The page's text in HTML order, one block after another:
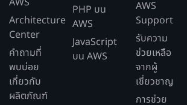
Architecture
Center
คำถามที่
พบบ่อย
เกี่ยวกับ
ผลิตภัณฑ์
PHP บน
AWS
JavaScript
บน AWS
AWS
Support
รับความ
ช่วยเหลือ
จากผู้
เชี่ยวชาญ
การช่วย